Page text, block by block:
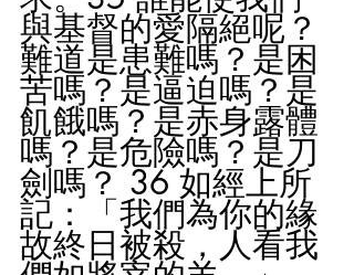
與基督的愛隔絕呢？
難道是患難嗎？是困
苦嗎？是逼迫嗎？是
飢餓嗎？是赤身露體
嗎？是危險嗎？是刀
劍嗎？ 36 如經上所
記：「我們為你的緣
故終日被殺，人看我